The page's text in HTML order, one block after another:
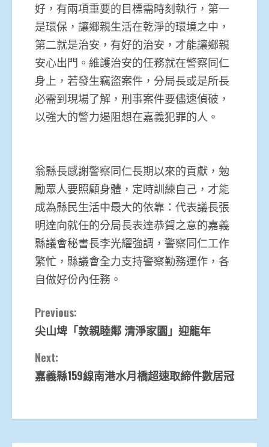
好，有兩項重要的目標需時刻執行，第一
是環保，讓鄉親生活在乾淨的環境之中，
第二就是治安，有好的治安，才能讓鄉親
安心出門。維護治安的任務就在警察同仁
身上，若發生竊盜案件，分局長或是所長
必需到現場了解，刑事案件要儘速偵破，
以強大的警力遏阻想在嘉義犯罪的人。
翁縣長感謝警察同仁長期以來的貢獻，勉
勵眾人要照顧身體，定時訓練自己，才能
成為縣民生活中最大的依靠：代表議長張
明達向就任的分局長表達恭賀之意的嘉義
縣議會秘書長李光耀強調，警察同仁工作
繁忙，縣議會全力支持警察勤務運作，各
自做好份內任務。
Continue
Reading
Previous:
尖山埤「敦親睦鄰 清淨家園」迎龍年
Next:
嘉義縣159線南港水月橋超速取締件數居冠